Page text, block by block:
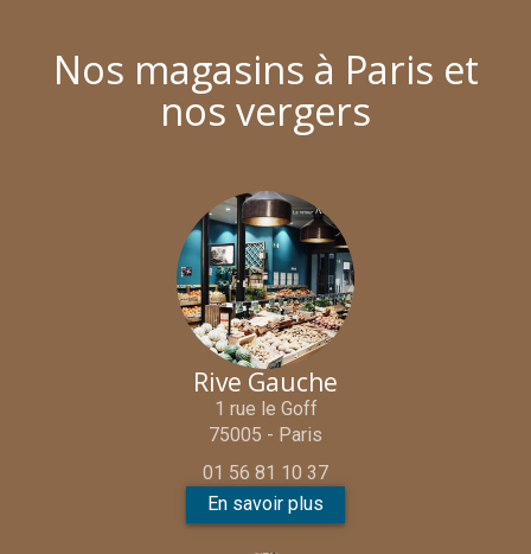
Nos magasins à Paris et
nos vergers
Rive Gauche
1 rue le Goff
75005 - Paris
01 56 81 10 37
En savoir plus